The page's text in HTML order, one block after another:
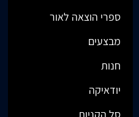
ספרי הוצאה לאור
מבצעים
חנות
יודאיקה
סל הקניות